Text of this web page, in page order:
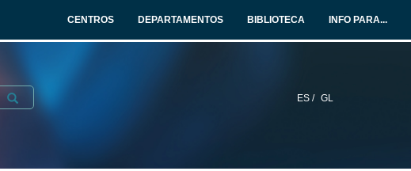
CENTROS DEPARTAMENTOS BIBLIOTECA INFO PARA...
ES / GL
Submit